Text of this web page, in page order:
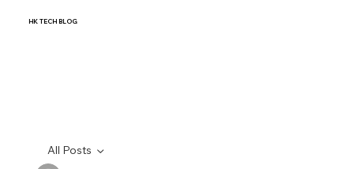
HK TECH BLOG
All Posts